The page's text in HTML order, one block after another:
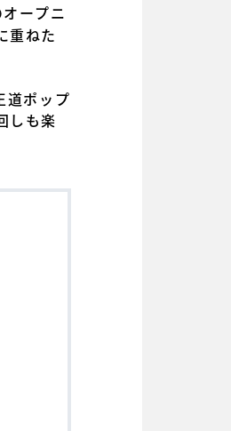
ープニ
重ねた
道ポップ
しも楽